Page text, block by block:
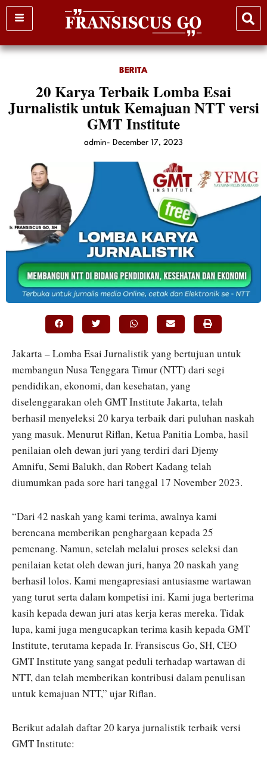
Skip
to
BERITA
20 Karya Terbaik Lomba Esai
Jurnalistik untuk Kemajuan NTT versi
GMT Institute
admin- December 17, 2023
Jakarta – Lomba Esai Jurnalistik yang bertujuan untuk
membangun Nusa Tenggara Timur (NTT) dari segi
pendidikan, ekonomi, dan kesehatan, yang
diselenggarakan oleh GMT Institute Jakarta, telah
berhasil menyeleksi 20 karya terbaik dari puluhan naskah
yang masuk. Menurut Riflan, Ketua Panitia Lomba, hasil
penilaian oleh dewan juri yang terdiri dari Djemy
Amnifu, Semi Balukh, dan Robert Kadang telah
diumumkan pada sore hari tanggal 17 November 2023.
“Dari 42 naskah yang kami terima, awalnya kami
berencana memberikan penghargaan kepada 25
pemenang. Namun, setelah melalui proses seleksi dan
penilaian ketat oleh dewan juri, hanya 20 naskah yang
berhasil lolos. Kami mengapresiasi antusiasme wartawan
yang turut serta dalam kompetisi ini. Kami juga berterima
kasih kepada dewan juri atas kerja keras mereka. Tidak
lupa, kami juga mengucapkan terima kasih kepada GMT
Institute, terutama kepada Ir. Fransiscus Go, SH, CEO
GMT Institute yang sangat peduli terhadap wartawan di
NTT, dan telah memberikan kontribusi dalam penulisan
untuk kemajuan NTT,” ujar Riflan.
Berikut adalah daftar 20 karya jurnalistik terbaik versi
GMT Institute: